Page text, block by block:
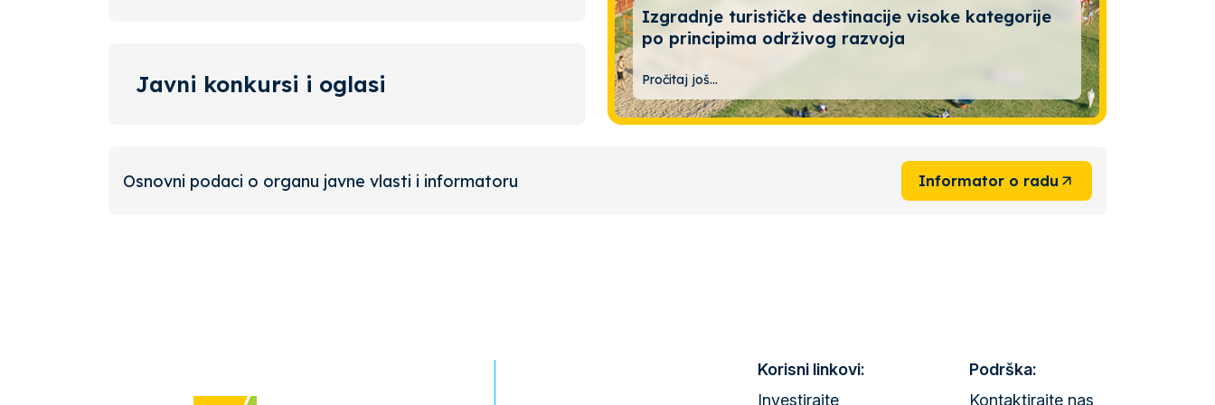
Javni konkursi i oglasi
Izgradnje turističke destinacije visoke kategorije
po principima održivog razvoja
Pročitaj još...
Osnovni podaci o organu javne vlasti i informatoru Informator o radu
Korisni linkovi:
Investirajte
Podrška:
Kontaktirajte nas